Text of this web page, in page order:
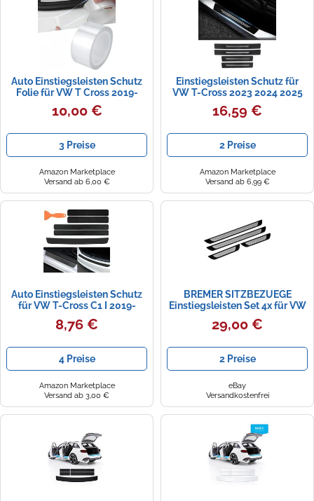
Zündkerzen
Navi Taschen
Navi-Zubehör
Navigationsgeräte
Navigationssoftware
Powercaps
Winterreifen
Auto Einstiegsleisten Schutz
Folie für VW T Cross 2019-
2023 2024 2025, Transparente
Lackschutzfolie Trunk Door
Autotür,10m×5cm
10,00 €
3 Preise
Amazon Marketplace
Versand ab 6,00 €
Einstiegsleisten Schutz für
VW T-Cross 2023 2024 2025
Zubehör, 4 Stück Carbon Folie
Einstiegsschutz Auto
Lackschutzfolie
16,59 €
2 Preise
Amazon Marketplace
Versand ab 6,99 €
Auto Einstiegsleisten Schutz
für VW T-Cross C1 I 2019-
2024,Carbon Fiber
Ladekantenschutz Schutzfolie
Lackschutzfolie(5
Stück),Black
8,76 €
4 Preise
Amazon Marketplace
Versand ab 3,00 €
BREMER SITZBEZUEGE
Einstiegsleisten Set 4x für VW
T-Cross ab 2019 Schutzleisten
Lackschutz
29,00 €
2 Preise
eBay
Versandkostenfrei